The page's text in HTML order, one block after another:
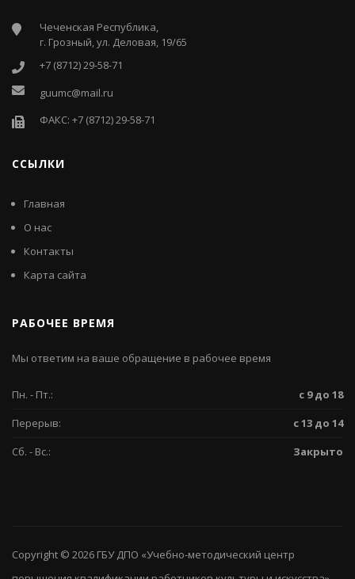
Чеченская Республика,
г. Грозный, ул. Деловая, 19/65
+7 (8712) 29-58-71
guumc@mail.ru
ФАКС: +7 (8712) 29-58-71
ССЫЛКИ
Главная
О нас
Контакты
Карта сайта
РАБОЧЕЕ ВРЕМЯ
Мы ответим на ваше обращение в рабочее время
Пн. - Пт.:
с 9 до 18
Перерыв:
с 13 до 14
Сб. - Вс.:
Закрыто
Copyright © 2026 ГБУ ДПО «Учебно-методический центр